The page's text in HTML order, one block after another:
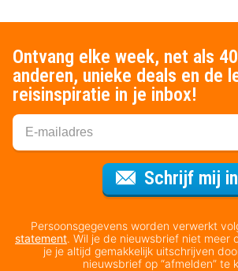
Ontvang elke week, net als
anderen, unieke deals en de
reisinspiratie in je inbox!
Schrijf mij in
Persoonsgegevens worden verwerkt
statement. Wil je de nieuwsbrief niet meer
je je altijd gemakkelijk uitschrijven
nieuwsbrief op “afmelden” te